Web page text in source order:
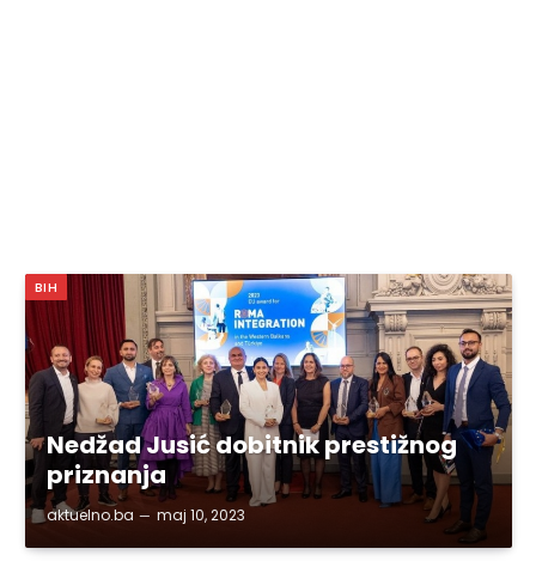
BIH
Nedžad Jusić dobitnik prestižnog
priznanja
aktuelno.ba maj 10, 2023